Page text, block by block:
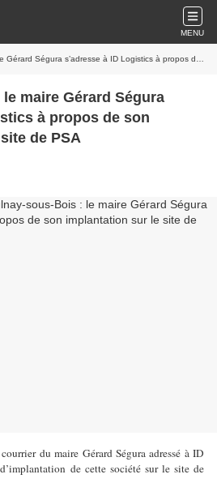
MENU
s’adresse à ID Logistics à propos de son implantation sur le site de PSA
maire Gérard Ségura
à propos de son
de PSA
du maire Gérard Ségura adressé à ID
de cette société sur le site de